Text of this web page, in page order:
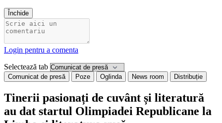
Închide
Login pentru a comenta
Selectează tab
Comunicat de presă Poze Oglinda News room Distribuție
Tinerii pasionați de cuvânt și literatură
au dat startul Olimpiadei Republicane la